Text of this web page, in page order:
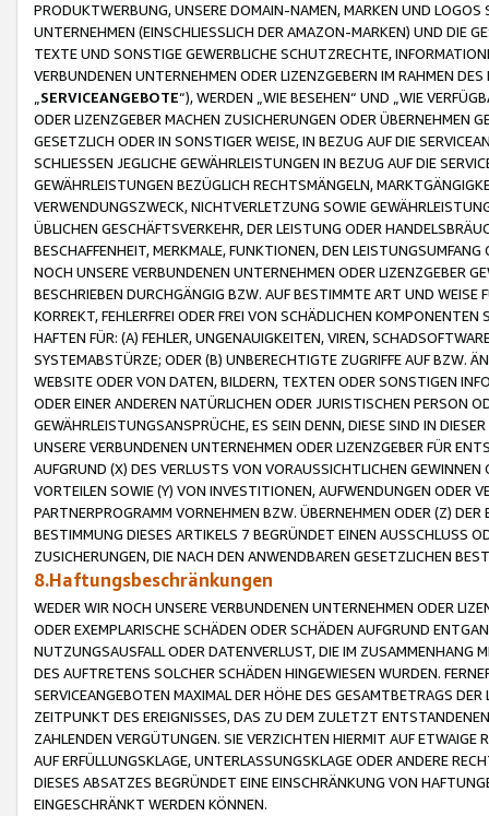
PRODUKTWERBUNG, UNSERE DOMAIN-NAMEN, MARKEN UND
UNTERNEHMEN (EINSCHLIESSLICH DER AMAZON-MARKEN) UND DIE
TEXTE UND SONSTIGE GEWERBLICHE SCHUTZRECHTE,
VERBUNDENEN UNTERNEHMEN ODER LIZENZGEBERN IM RAHMEN
SERVICEANGEBOTE“), WERDEN „WIE BESEHEN“ UND „WIE
ODER LIZENZGEBER MACHEN ZUSICHERUNGEN ODER ÜBERNEHMEN
GESETZLICH ODER IN SONSTIGER WEISE, IN BEZUG AUF DIE
SCHLIESSEN JEGLICHE GEWÄHRLEISTUNGEN IN BEZUG AUF DIE
GEWÄHRLEISTUNGEN BEZÜGLICH RECHTSMÄNGELN,
VERWENDUNGSZWECK, NICHTVERLETZUNG SOWIE
ÜBLICHEN GESCHÄFTSVERKEHR, DER LEISTUNG ODER
BESCHAFFENHEIT, MERKMALE, FUNKTIONEN, DEN
NOCH UNSERE VERBUNDENEN UNTERNEHMEN ODER LIZENZGEBER
BESCHRIEBEN DURCHGÄNGIG BZW. AUF BESTIMMTE ART UND
KORREKT, FEHLERFREI ODER FREI VON SCHÄDLICHEN
HAFTEN FÜR: (A) FEHLER, UNGENAUIGKEITEN, VIREN,
SYSTEMABSTÜRZE; ODER (B) UNBERECHTIGTE ZUGRIFFE AUF BZW.
WEBSITE ODER VON DATEN, BILDERN, TEXTEN ODER SONSTIGEN
ODER EINER ANDEREN NATÜRLICHEN ODER JURISTISCHEN PERSON
GEWÄHRLEISTUNGSANSPRÜCHE, ES SEIN DENN, DIESE SIND IN
UNSERE VERBUNDENEN UNTERNEHMEN ODER LIZENZGEBER FÜR
AUFGRUND (X) DES VERLUSTS VON VORAUSSICHTLICHEN
VORTEILEN SOWIE (Y) VON INVESTITIONEN, AUFWENDUNGEN ODER
PARTNERPROGRAMM VORNEHMEN BZW. ÜBERNEHMEN ODER (Z)
BESTIMMUNG DIESES ARTIKELS 7 BEGRÜNDET EINEN AUSSCHLUSS
ZUSICHERUNGEN, DIE NACH DEN ANWENDBAREN GESETZLICHEN
8.Haftungsbeschränkungen
WEDER WIR NOCH UNSERE VERBUNDENEN UNTERNEHMEN ODER
ODER EXEMPLARISCHE SCHÄDEN ODER SCHÄDEN AUFGRUND
NUTZUNGSAUSFALL ODER DATENVERLUST, DIE IM ZUSAMMENHANG
DES AUFTRETENS SOLCHER SCHÄDEN HINGEWIESEN WURDEN.
SERVICEANGEBOTEN MAXIMAL DER HÖHE DES GESAMTBETRAGS
ZEITPUNKT DES EREIGNISSES, DAS ZU DEM ZULETZT
ZAHLENDEN VERGÜTUNGEN. SIE VERZICHTEN HIERMIT AUF
AUF ERFÜLLUNGSKLAGE, UNTERLASSUNGSKLAGE ODER ANDERE
DIESES ABSATZES BEGRÜNDET EINE EINSCHRÄNKUNG VON
EINGESCHRÄNKT WERDEN KÖNNEN.